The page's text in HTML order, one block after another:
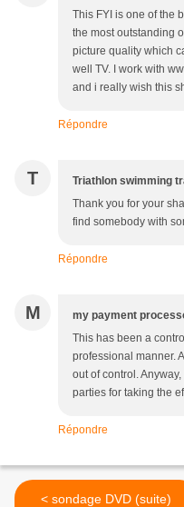
This FYI is one of the
the most outstanding
picture quality which
well TV. I work with
and i really wish this
Répondre
T Triathlon swimming
Thank you for your
find somebody with
Répondre
M my payment
This has been a
professional manner.
out of control.
parties for taking the
Répondre
< sondage DVD (suite)